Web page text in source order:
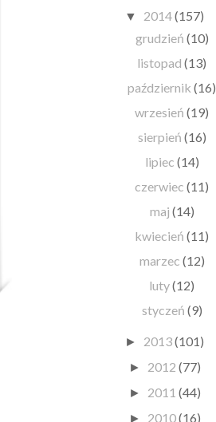
▼ 2014(157)
grudzień (10)
listopad(13)
październik(16)
wrzesień(19)
sierpień (16)
lipiec (14)
czerwiec(11)
maj (14)
kwiecień(11)
marzec (12)
luty(12)
styczeń (9)
► 2013(101)
► 2012 (77)
► 2011 (44)
► 2010(16)